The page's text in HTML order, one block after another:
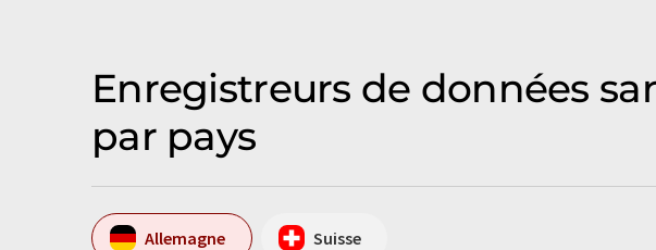
Enregistreurs de données
par pays
Allemagne Suisse